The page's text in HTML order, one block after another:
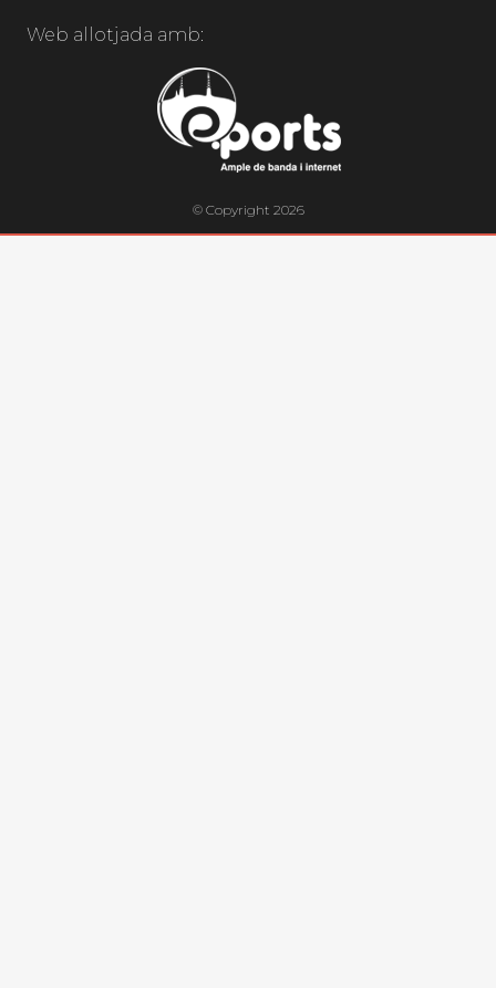
Web allotjada amb:
© Copyright 2026